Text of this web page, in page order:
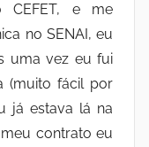
CEFET, e me
no SENAI, eu
uma vez eu fui
(muito fácil por
já estava lá na
contrato eu